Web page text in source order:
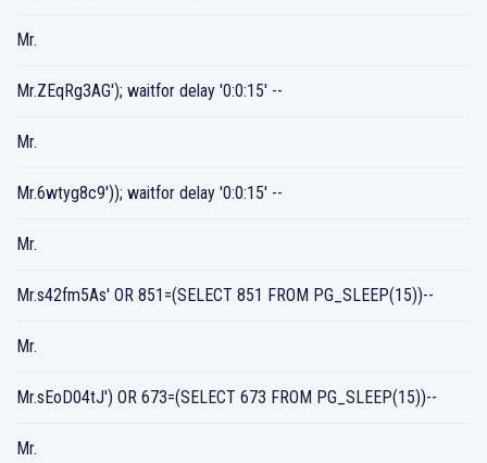
Mr.
Mr.ZEqRg3AG'); waitfor delay '0:0:15' --
Mr.
Mr.6wtyg8c9')); waitfor delay '0:0:15' --
Mr.
Mr.s42fm5As' OR 851=(SELECT 851 FROM PG_SLEEP(15))--
Mr.
Mr.sEoD04tJ') OR 673=(SELECT 673 FROM PG_SLEEP(15))--
Mr.